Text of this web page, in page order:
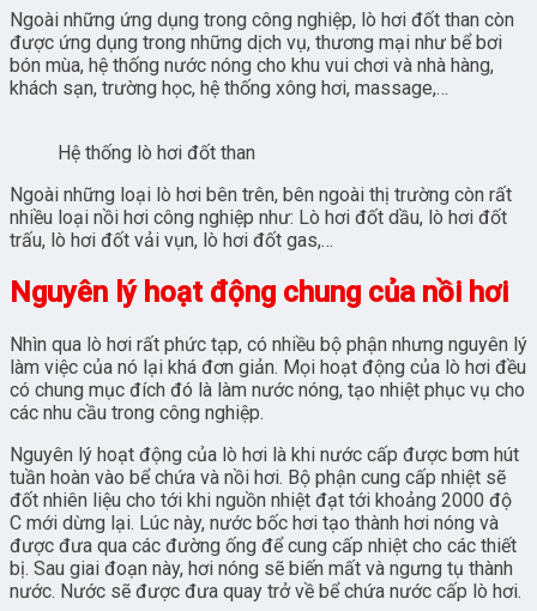
Ngoài những ứng dụng trong công nghiệp, lò hơi đốt than còn
được ứng dụng trong những dịch vụ, thương mại như bể bơi
bón mùa, hệ thống nước nóng cho khu vui chơi và nhà hàng,
khách sạn, trường học, hệ thống xông hơi, massage,…
Hệ thống lò hơi đốt than
Ngoài những loại lò hơi bên trên, bên ngoài thị trường còn rất
nhiều loại nồi hơi công nghiệp như: Lò hơi đốt dầu, lò hơi đốt
trấu, lò hơi đốt vải vụn, lò hơi đốt gas,…
Nguyên lý hoạt động chung của nồi hơi
Nhìn qua lò hơi rất phức tạp, có nhiều bộ phận nhưng nguyên lý
làm việc của nó lại khá đơn giản. Mọi hoạt động của lò hơi đều
có chung mục đích đó là làm nước nóng, tạo nhiệt phục vụ cho
các nhu cầu trong công nghiệp.
Nguyên lý hoạt động của lò hơi là khi nước cấp được bơm hút
tuần hoàn vào bể chứa và nồi hơi. Bộ phận cung cấp nhiệt sẽ
đốt nhiên liệu cho tới khi nguồn nhiệt đạt tới khoảng 2000 độ
C mới dừng lại. Lúc này, nước bốc hơi tạo thành hơi nóng và
được đưa qua các đường ống để cung cấp nhiệt cho các thiết
bị. Sau giai đoạn này, hơi nóng sẽ biến mất và ngưng tụ thành
nước. Nước sẽ được đưa quay trở về bể chứa nước cấp lò hơi.